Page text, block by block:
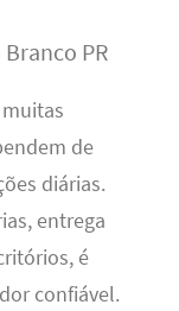
PR
de
diárias.
entrega
é
confiável.